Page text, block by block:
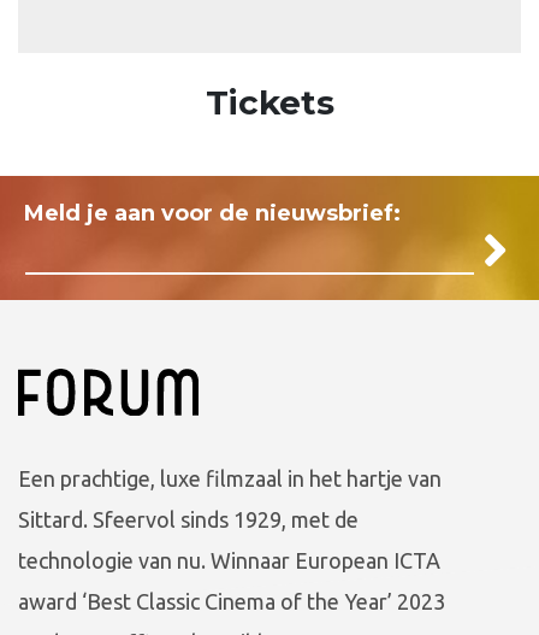
Tickets
Meld je aan voor de nieuwsbrief:
Een prachtige, luxe filmzaal in het hartje van
Sittard. Sfeervol sinds 1929, met de
technologie van nu. Winnaar European ICTA
award ‘Best Classic Cinema of the Year’ 2023